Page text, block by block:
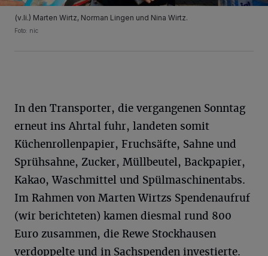
(v.li.) Marten Wirtz, Norman Lingen und Nina Wirtz.
Foto: nic
In den Transporter, die vergangenen Sonntag
erneut ins Ahrtal fuhr, landeten somit
Küchenrollenpapier, Fruchsäfte, Sahne und
Sprühsahne, Zucker, Müllbeutel, Backpapier,
Kakao, Waschmittel und Spülmaschinentabs.
Im Rahmen von Marten Wirtzs Spendenaufruf
(wir berichteten) kamen diesmal rund 800
Euro zusammen, die Rewe Stockhausen
verdoppelte und in Sachspenden investierte.